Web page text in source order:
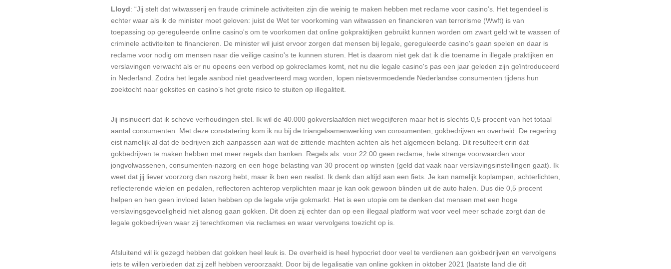
Lloyd: “Jij stelt dat witwasserij en fraude criminele activiteiten zijn die weinig te maken hebben met reclame voor casino’s. Het tegendeel is
echter waar als ik de minister moet geloven: juist de Wet ter voorkoming van witwassen en financieren van terrorisme (Wwft) is van
toepassing op gereguleerde online casino's om te voorkomen dat online gokpraktijken gebruikt kunnen worden om zwart geld wit te wassen of
criminele activiteiten te financieren. De minister wil juist ervoor zorgen dat mensen bij legale, gereguleerde casino's gaan spelen en daar is
reclame voor nodig om mensen naar die veilige casino's te kunnen sturen. Het is daarom niet gek dat ik die toename in illegale praktijken en
verslavingen verwacht als er nu opeens een verbod op gokreclames komt, net nu die legale casino's pas een jaar geleden zijn geïntroduceerd
in Nederland. Zodra het legale aanbod niet geadverteerd mag worden, lopen nietsvermoedende Nederlandse consumenten tijdens hun
zoektocht naar goksites en casino’s het grote risico te stuiten op illegaliteit.
Jij insinueert dat ik scheve verhoudingen stel. Ik wil de 40.000 gokverslaafden niet wegcijferen maar het is slechts 0,5 procent van het totaal
aantal consumenten. Met deze constatering kom ik nu bij de triangelsamenwerking van consumenten, gokbedrijven en overheid. De regering
eist namelijk al dat de bedrijven zich aanpassen aan wat de zittende machten achten als het algemeen belang. Dit resulteert erin dat
gokbedrijven te maken hebben met meer regels dan banken. Regels als: voor 22:00 geen reclame, hele strenge voorwaarden voor
jongvolwassenen, consumenten-nazorg en een hoge belasting van 30 procent op winsten (geld dat vaak naar verslavingsinstellingen gaat). Ik
weet dat jij liever voorzorg dan nazorg hebt, maar ik ben een realist. Ik denk dan altijd aan een fiets. Je kan namelijk koplampen, achterlichten,
reflecterende wielen en pedalen, reflectoren achterop verplichten maar je kan ook gewoon blinden uit de auto halen. Dus die 0,5 procent
helpen en hen geen invloed laten hebben op de legale vrije gokmarkt. Het is een utopie om te denken dat mensen met een hoge
verslavingsgevoeligheid niet alsnog gaan gokken. Dit doen zij echter dan op een illegaal platform wat voor veel meer schade zorgt dan de
legale gokbedrijven waar zij terechtkomen via reclames en waar vervolgens toezicht op is.
Afsluitend wil ik gezegd hebben dat gokken heel leuk is. De overheid is heel hypocriet door veel te verdienen aan gokbedrijven en vervolgens
iets te willen verbieden dat zij zelf hebben veroorzaakt. Door bij de legalisatie van online gokken in oktober 2021 (laatste land die dit